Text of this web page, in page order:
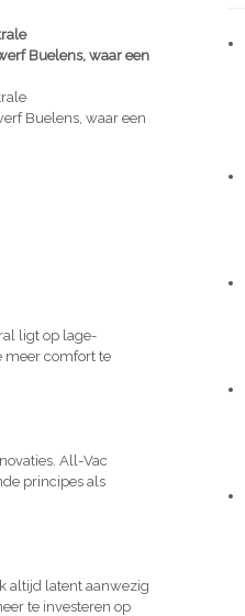
Buelens, waar een
Buelens, waar een
ligt op lage-
meer comfort te
All-Vac
principes als
altijd latent aanwezig
te investeren op